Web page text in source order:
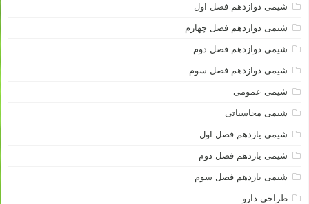
شیمی دوازدهم فصل اول
شیمی دوازدهم فصل چهارم
شیمی دوازدهم فصل دوم
شیمی دوازدهم فصل سوم
شیمی عمومی
شیمی محاسباتی
شیمی یازدهم فصل اول
شیمی یازدهم فصل دوم
شیمی یازدهم فصل سوم
طراحی دارو